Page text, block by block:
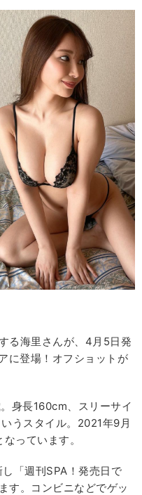
る海里さんが、4月5日発
に登場！オフショットが
身長160cm、スリーサイ
うスタイル。2021年9月
っています。
「週刊SPA！発売日で
す。コンビニなどでゲッ